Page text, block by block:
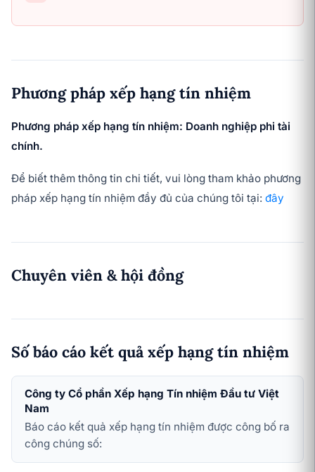
Phương pháp xếp hạng tín nhiệm
Phương pháp xếp hạng tín nhiệm: Doanh nghiệp phi tài
chính.
Để biết thêm thông tin chi tiết, vui lòng tham khảo phương
pháp xếp hạng tín nhiệm đầy đủ của chúng tôi tại: đây
Chuyên viên & hội đồng
Số báo cáo kết quả xếp hạng tín nhiệm
Công ty Cổ phần Xếp hạng Tín nhiệm Đầu tư Việt
Nam
Báo cáo kết quả xếp hạng tín nhiệm được công bố ra
công chúng số: